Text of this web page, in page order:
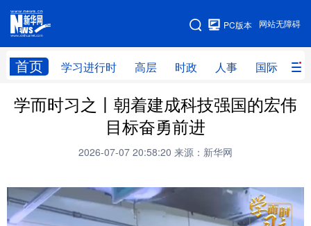
网站无障碍
PC版本
首页 学习进行时 高层 时政 人事 国际 财
网站地图
学习进行时 高层 时政 人事
财经 网评
科技 科创 体育
书画 健康 军事
学而时习之丨朝着建成科技强国的宏伟
目标奋勇前进
2026-07-07 20:58:20 来源：新华网